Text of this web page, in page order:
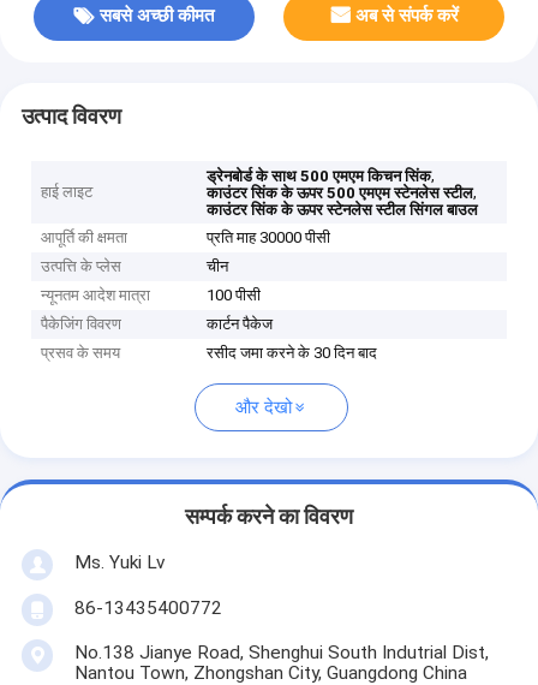
सबसे अच्छी कीमत अब से संपर्क करें
उत्पाद विवरण
हाई लाइट
ड्रेनबोर्ड के साथ 500 एमएम किचन सिंक,
काउंटर सिंक के ऊपर 500 एमएम स्टेनलेस स्टील,
काउंटर सिंक के ऊपर स्टेनलेस स्टील सिंगल बाउल
आपूर्ति की क्षमता
प्रति माह 30000 पीसी
उत्पत्ति के प्लेस
चीन
न्यूनतम आदेश मात्रा
100 पीसी
पैकेजिंग विवरण
कार्टन पैकेज
प्रसव के समय
रसीद जमा करने के 30 दिन बाद
और देखो
सम्पर्क करने का विवरण
Ms. Yuki Lv
86-13435400772
No.138 Jianye Road, Shenghui South Indutrial Dist,
Nantou Town, Zhongshan City, Guangdong China